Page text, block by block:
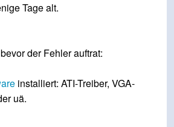
Tage alt.
der Fehler auftrat:
installiert: ATI-Treiber, VGA-
uä.